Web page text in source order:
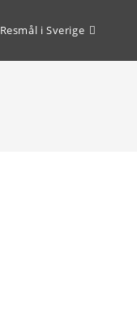
Resmål i Sverige